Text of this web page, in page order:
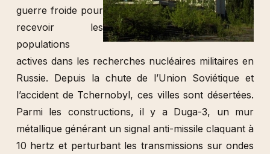
guerre froide pour
recevoir les
populations
actives dans les recherches nucléaires militaires en
Russie. Depuis la chute de l’Union Soviétique et
l’accident de Tchernobyl, ces villes sont désertées.
Parmi les constructions, il y a Duga-3, un mur
métallique générant un signal anti-missile claquant à
10 hertz et perturbant les transmissions sur ondes